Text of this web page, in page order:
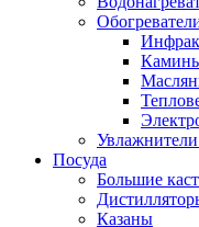
Увлажнители
Посуда
Большие
Казаны